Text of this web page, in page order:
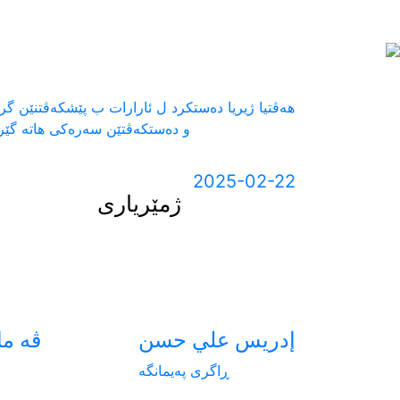
هەڤتیا ژیریا دەستکرد ل ئارارات ب پێشکەڤتنێن
و دەستکەڤتێن سەرەکی هاتە
2025-02-22
ژمێریاری
إدريس علي حسن
ڕاگری پەیمانگە
ڤه